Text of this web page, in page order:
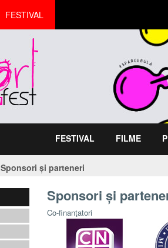
FESTIVAL
FESTIVAL FILME
Sponsori și parteneri
Sponsori și
Co-finanţatori